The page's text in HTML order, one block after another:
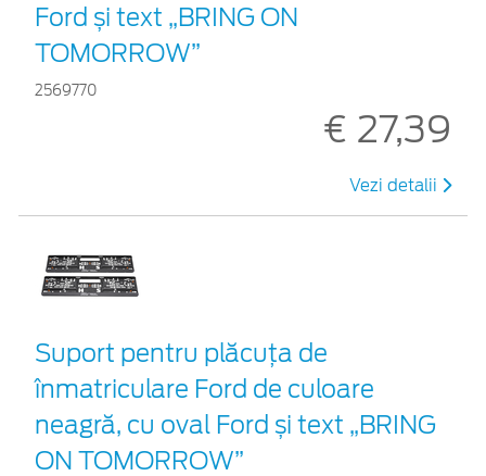
Ford și text „BRING ON
TOMORROW”
2569770
€ 27,39
Vezi detalii
Suport pentru plăcuța de
înmatriculare Ford de culoare
neagră, cu oval Ford și text „BRING
ON TOMORROW”